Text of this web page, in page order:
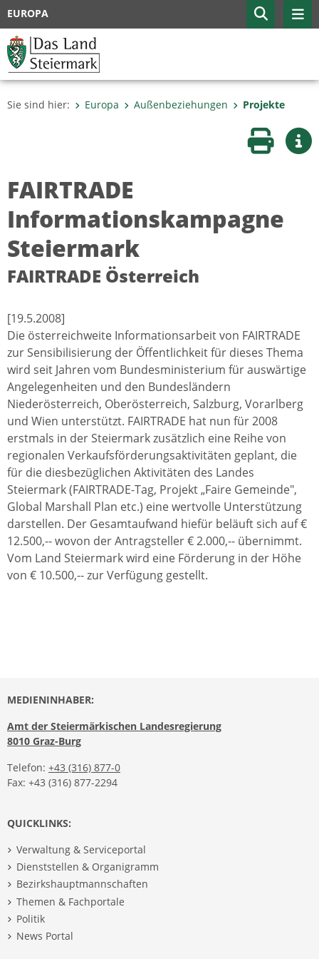
EUROPA
Sie sind hier: Europa Außenbeziehungen Projekte
Seite
FAIRTRADE
Informationskampagne
Steiermark
FAIRTRADE Österreich
[19.5.2008]
Die österreichweite Informationsarbeit von FAIRTRADE
zur Sensibilisierung der Öffentlichkeit für dieses Thema
wird seit Jahren vom Bundesministerium für auswärtige
Angelegenheiten und den Bundesländern
Niederösterreich, Oberösterreich, Salzburg, Vorarlberg
und Wien unterstützt. FAIRTRADE hat nun für 2008
erstmals in der Steiermark zusätzlich eine Reihe von
regionalen Verkaufsförderungsaktivitäten geplant, die
für die diesbezüglichen Aktivitäten des Landes
Steiermark (FAIRTRADE-Tag, Projekt „Faire Gemeinde",
Global Marshall Plan etc.) eine wertvolle Unterstützung
darstellen. Der Gesamtaufwand hiefür beläuft sich auf €
12.500,-- wovon der Antragsteller € 2.000,-- übernimmt.
Vom Land Steiermark wird eine Förderung in der Höhe
von € 10.500,-- zur Verfügung gestellt.
MEDIENINHABER:
Amt der Steiermärkischen Landesregierung
8010 Graz-Burg
Telefon: +43 (316) 877-0
Fax: +43 (316) 877-2294
QUICKLINKS:
Verwaltung & Serviceportal
Dienststellen & Organigramm
Bezirkshauptmannschaften
Themen & Fachportale
Politik
News Portal